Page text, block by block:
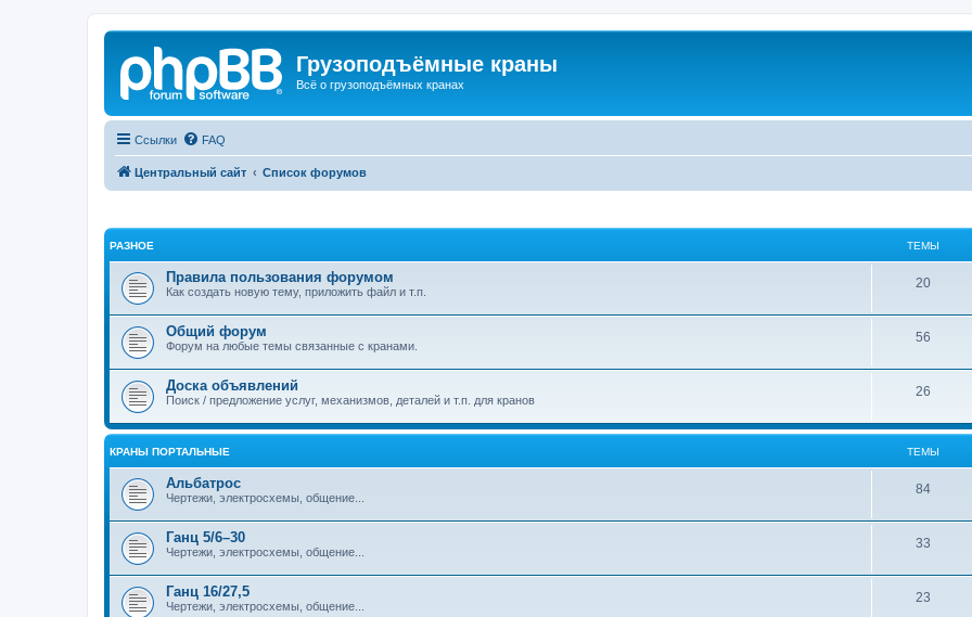
Грузоподъёмные краны
Всё о грузоподъёмных кранах
Ссылки FAQ
Центральный сайт Список форумов
РАЗНОЕ ТЕМЫ
Правила пользования форумом
Как создать новую тему, приложить файл и т.п.
20
Общий форум
Форум на любые темы связанные с кранами.
56
Доска объявлений
Поиск / предложение услуг, механизмов, деталей и т.п. для кранов
26
КРАНЫ ПОРТАЛЬНЫЕ ТЕМЫ
Альбатрос
Чертежи, электросхемы, общение...
84
Ганц 5/6–30
Чертежи, электросхемы, общение...
33
Ганц 16/27,5
Чертежи, электросхемы, общение...
23